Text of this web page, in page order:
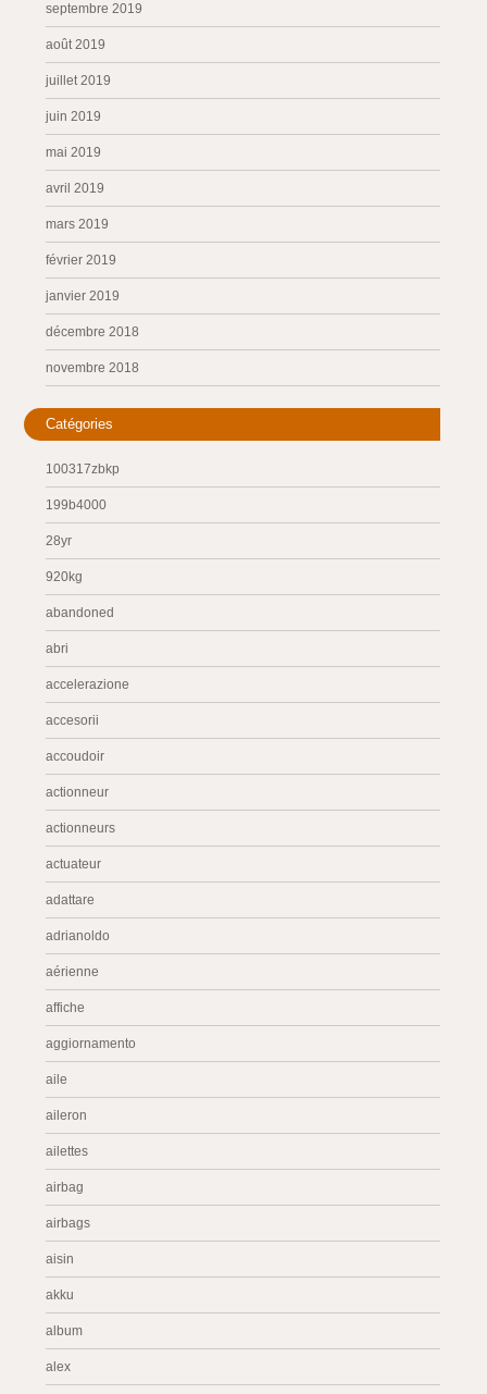
septembre 2019
août 2019
juillet 2019
juin 2019
mai 2019
avril 2019
mars 2019
février 2019
janvier 2019
décembre 2018
novembre 2018
Catégories
100317zbkp
199b4000
28yr
920kg
abandoned
abri
accelerazione
accesorii
accoudoir
actionneur
actionneurs
actuateur
adattare
adrianoldo
aérienne
affiche
aggiornamento
aile
aileron
ailettes
airbag
airbags
aisin
akku
album
alex